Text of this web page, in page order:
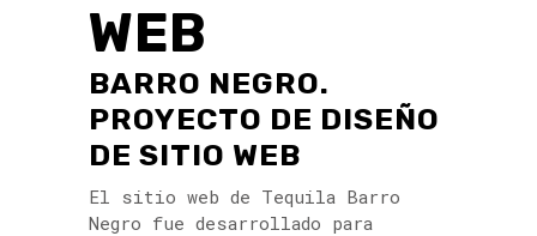
WEB
BARRO NEGRO.
PROYECTO DE DISEÑO
DE SITIO WEB
El sitio web de Tequila Barro
Negro fue desarrollado para